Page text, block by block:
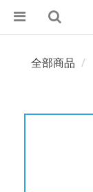
全部商品